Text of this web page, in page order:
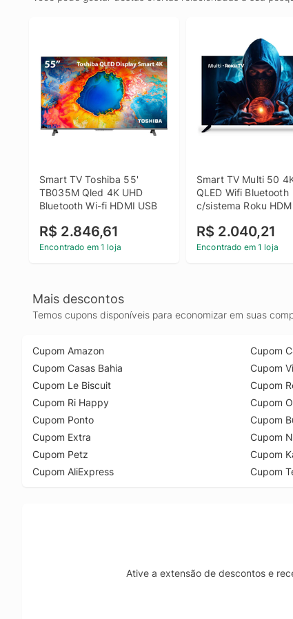
Smart TV Toshiba 55'
TB035M Qled 4K UHD
Bluetooth Wi-fi HDMI USB
R$ 2.846,61
Encontrado em 1 loja
Smart TV Multi 50
QLED Wifi Bluetooth
c/sistema Roku
R$ 2.040,21
Encontrado em 1 loja
Mais descontos
Temos cupons disponíveis para economizar em suas
Cupom Amazon
Cupom Casas Bahia
Cupom Le Biscuit
Cupom Ri Happy
Cupom Ponto
Cupom Extra
Cupom Petz
Cupom AliExpress
Cupom
Cupom
Cupom
Cupom
Cupom
Cupom
Cupom
Cupom
Ative a extensão de descontos e